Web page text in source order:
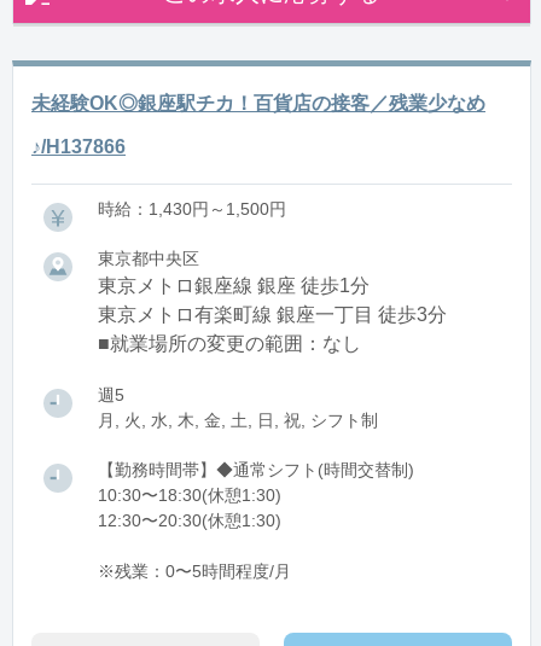
未経験OK◎銀座駅チカ！百貨店の接客／残業少なめ
♪/H137866
時給：1,430円～1,500円
東京都中央区
東京メトロ銀座線 銀座 徒歩1分
東京メトロ有楽町線 銀座一丁目 徒歩3分
■就業場所の変更の範囲：なし
週5
月, 火, 水, 木, 金, 土, 日, 祝, シフト制
【勤務時間帯】◆通常シフト(時間交替制)
10:30〜18:30(休憩1:30)
12:30〜20:30(休憩1:30)
※残業：0〜5時間程度/月